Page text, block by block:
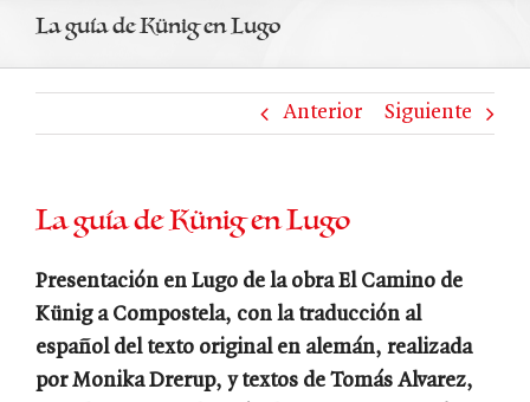
La guía de Künig en Lugo
Anterior Siguiente
La guía de Künig en Lugo
Presentación en Lugo de la obra El Camino de
Künig a Compostela, con la traducción al
español del texto original en alemán, realizada
por Monika Drerup, y textos de Tomás Alvarez,